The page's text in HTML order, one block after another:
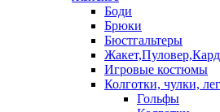
Боди
Брюки
Бюстгальтеры
Игровые костюмы
Колготки, чулки,
Гольфы